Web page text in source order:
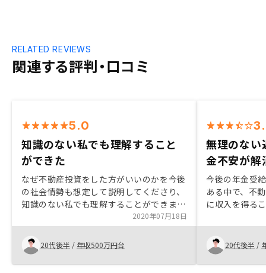
関連する評判・口コミ
RELATED REVIEWS
5.0
知識のない私でも理解すること
ができた
なぜ不動産投資をした方がいいのかを今後
の社会情勢も想定して説明してくださり、
知識のない私でも理解することができまし
た。 また常にこちらの不安点を聞いてく
ださったこと、会社として大きく成長中と
いうことからも安心して任せようと思いま
した。
2020年07月18日
20代後半 / 年収500万円台
無理のない
金不安が解
今後の年金受
ある中で、不
に収入を得る
た。不動産投
ーンをするこ
の、無理のな
に返済できそ
20代後半 /